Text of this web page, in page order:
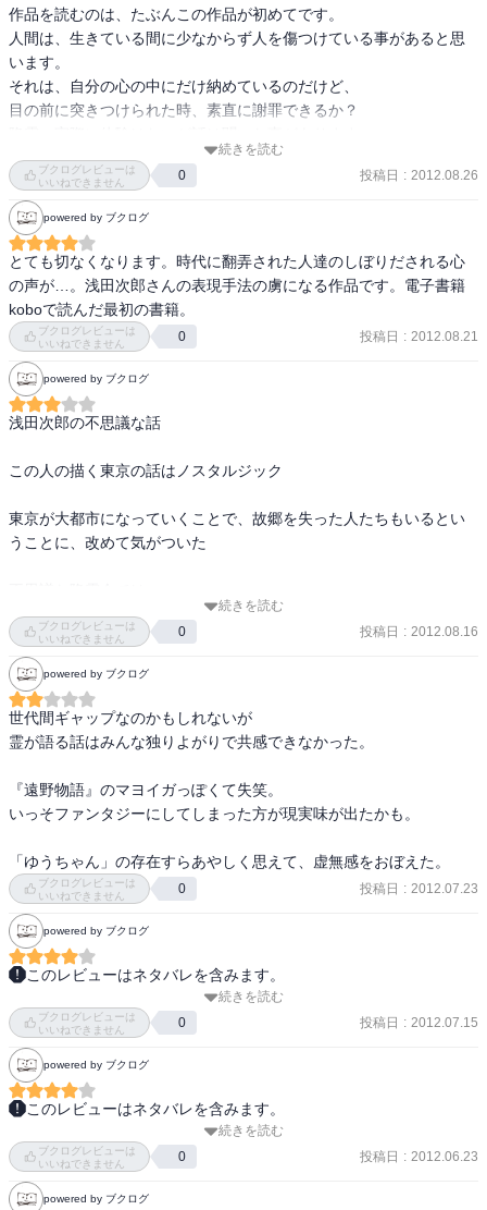
作品を読むのは、たぶんこの作品が初めてです。
人間は、生きている間に少なからず人を傷つけている事があると思
います。
それは、自分の心の中にだけ納めているのだけど、
目の前に突きつけられた時、素直に謝罪できるか？
自分は、とても怖くて向き合えないと思った。
自分勝手な行動をしてこなかったとは言い切れないから。
続きを読む
ブクログレビューは
いいねできません
0 投稿日 : 2012.08.26
powered by ブクログ
とても切なくなります。時代に翻弄された人達のしぼりだされる心
の声が…。浅田次郎さんの表現手法の虜になる作品です。電子書籍
koboで読んだ最初の書籍。
ブクログレビューは
いいねできません
0 投稿日 : 2012.08.21
powered by ブクログ
浅田次郎の不思議な話
この人の描く東京の話はノスタルジック
東京が大都市になっていくことで、故郷を失った人たちもいるとい
うことに、改めて気がついた
会いたい人には会えず、
記憶の底に沈めていた人たちが逢いにきた
もうあえなくなってしまった者達のことを考えたよ
続きを読む
ブクログレビューは
いいねできません
0 投稿日 : 2012.08.16
powered by ブクログ
世代間ギャップなのかもしれないが
霊が語る話はみんな独りよがりで共感できなかった。
『遠野物語』のマヨイガっぽくて失笑。
いっそファンタジーにしてしまった方が現実味が出たかも。
「ゆうちゃん」の存在すらあやしく思えて、虚無感をおぼえた。
ブクログレビューは
いいねできません
0 投稿日 : 2012.07.23
powered by ブクログ
このレビューはネタバレを含みます。
前半のキヨの話の方が好き。後半はその結末になんだかすっきりし
ないモヤモヤが残る。私はやっぱり主人公に真澄にちゃんとさよな
らを言ってほしかったんだなあ。
続きを読む
ブクログレビューは
いいねできません
0 投稿日 : 2012.07.15
powered by ブクログ
このレビューはネタバレを含みます。
【降霊会の夜】 浅田次郎さん
浅間山の噴火か？と思えるほどの雷鳴が轟く中
わたしの保有する、高原の家の庭に1人の女が迷い込んだ。
続きを読む
ブクログレビューは
いいねできません
0 投稿日 : 2012.06.23
powered by ブクログ